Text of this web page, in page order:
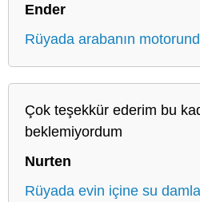
Ender
Rüyada arabanın
Çok teşekkür ederim bu
beklemiyordum
Nurten
Rüyada evin içine su